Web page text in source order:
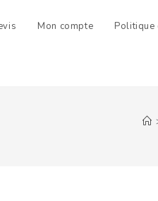
Mon compte Politique